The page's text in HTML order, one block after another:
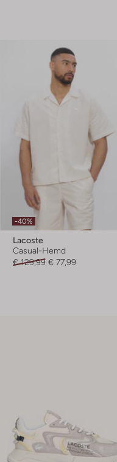
-40%
Lacoste
Casual-Hemd
€ 129,99 € 77,99